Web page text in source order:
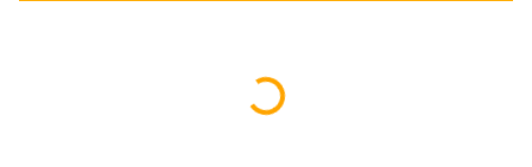
Načítám...